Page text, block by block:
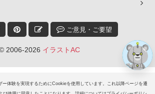
ー体験を実現するためにCookieを使用しています。これ以降ページを遷
ご意見・ご要望
2006-2026 イラストAC